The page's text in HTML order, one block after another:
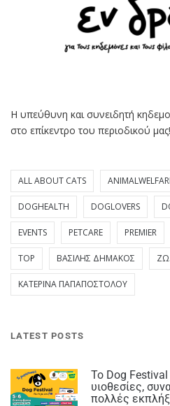
Η υπεύθυνη και συνειδητή
στο επίκεντρο του περιοδικού μας!
ALL ABOUT CATS
DOGHEALTH DOGLOVERS
EVENTS PETCARE PREMIER
TOP ΒΑΣΊΛΗΣ ΔΗΜΆΚΟΣ
ΚΑΤΕΡΊΝΑ ΠΑΠΑΠΟΣΤΌΛΟΥ
LATEST POSTS
Το Dog
υιοθεσίες,
πολλές